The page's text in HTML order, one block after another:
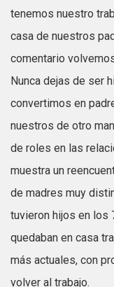
tenemos nuestro
casa de nuestros
comentario
Nunca dejas de ser
convertimos en
nuestros de otro
de roles en las
muestra un
de madres muy
tuvieron hijos en los
quedaban en casa
más actuales, con
volver al trabajo.